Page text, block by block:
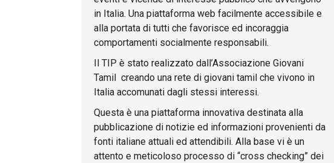
in Italia. Una piattaforma web facilmente accessibile e
alla portata di tutti che favorisce ed incoraggia
comportamenti socialmente responsabili.
Il TIP è stato realizzato dall’Associazione Giovani
Tamil creando una rete di giovani tamil che vivono in
Italia accomunati dagli stessi interessi.
Questa è una piattaforma innovativa destinata alla
pubblicazione di notizie ed informazioni provenienti da
fonti italiane attuali ed attendibili. Alla base vi è un
attento e meticoloso processo di “cross checking” dei